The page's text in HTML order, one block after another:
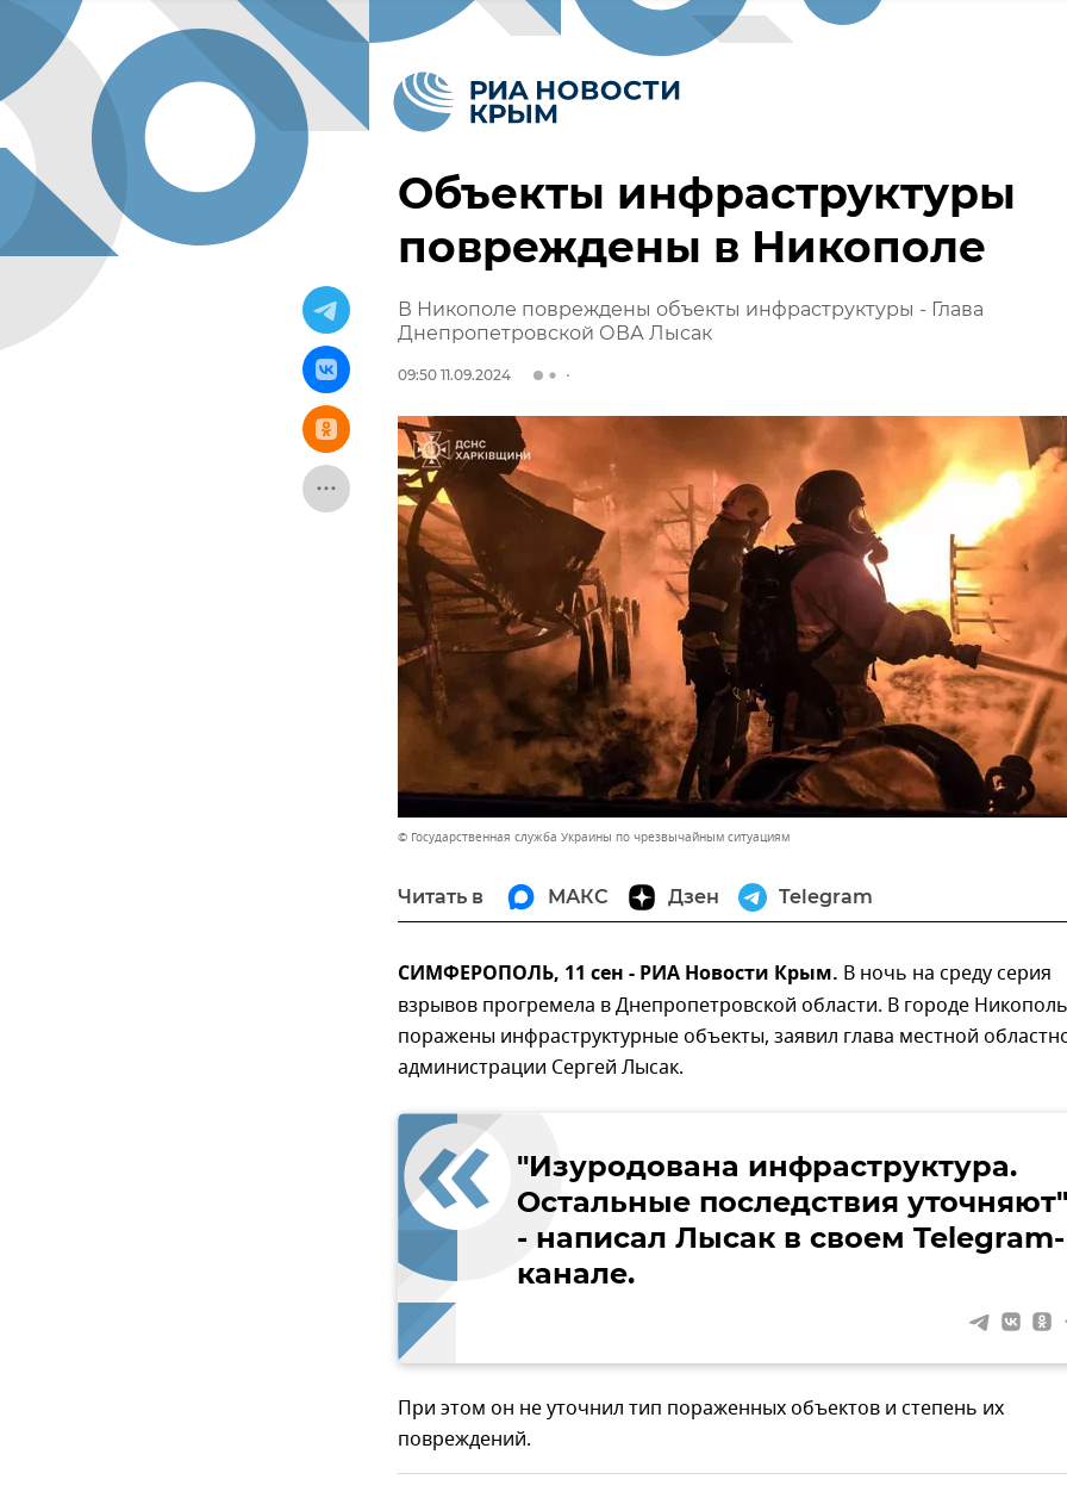
Объекты инфраструктуры
повреждены в Никополе
В Никополе повреждены объекты инфраструктуры - Глава
Днепропетровской ОВА Лысак
09:50 11.09.2024
© Государственная служба Украины по чрезвычайным ситуациям
Читать в МАКС Дзен Telegram
СИМФЕРОПОЛЬ, 11 сен - РИА Новости Крым. В ночь на среду серия
взрывов прогремела в Днепропетровской области. В городе Никополь
поражены инфраструктурные объекты, заявил глава местной
администрации Сергей Лысак.
"Изуродована инфраструктура.
Остальные последствия
- написал Лысак в своем Telegram-
канале.
При этом он не уточнил тип пораженных объектов и степень их
повреждений.